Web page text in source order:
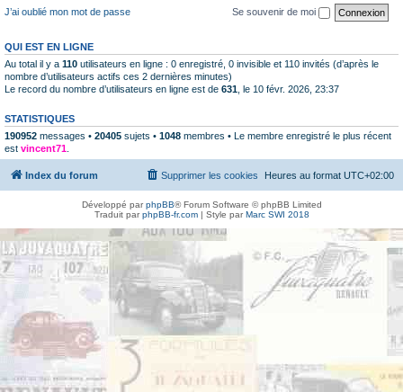
J’ai oublié mon mot de passe
Se souvenir de moi
QUI EST EN LIGNE
Au total il y a 110 utilisateurs en ligne : 0 enregistré, 0 invisible et 110 invités (d’après le
nombre d’utilisateurs actifs ces 2 dernières minutes)
Le record du nombre d’utilisateurs en ligne est de 631 , le 10 févr. 2026, 23:37
STATISTIQUES
190952 messages • 20405 sujets • 1048 membres • Le membre enregistré le plus récent
est vincent71
Index du forum Heures au format UTC+02:00
Supprimer les cookies
Développé parphpBB® Forum Software © phpBB Limited
Traduit parphpBB-fr.com| Style parMarc SWI 2018